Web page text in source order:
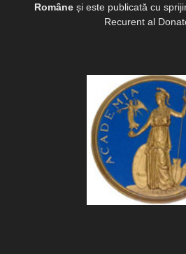
Româneși este publicată cu
Recurent al